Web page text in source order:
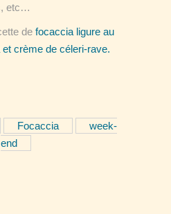
etc…
de focaccia ligure au
crème de céleri-rave.
Focaccia
week-
end